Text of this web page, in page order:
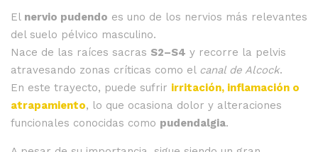
El nervio pudendo es uno de los nervios más relevantes
del suelo pélvico masculino.
Nace de las raíces sacras S2–S4 y recorre la pelvis
atravesando zonas críticas como el canal de Alcock.
En este trayecto, puede sufrir irritación, inflamación o
atrapamiento, lo que ocasiona dolor y alteraciones
funcionales conocidas como pudendalgia.